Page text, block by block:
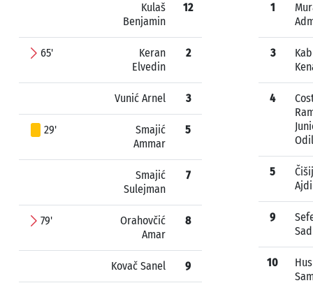
Kulaš
Benjamin
12
65'
Keran
Elvedin
2
Vunić Arnel 3
29'
Smajić
Ammar
5
Smajić
Sulejman
7
79'
Orahovčić
Amar
8
Kovač Sanel 9
1
3
4
5
9
10